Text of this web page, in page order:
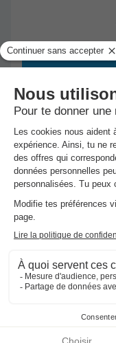
Camping U pezzo
Bord de